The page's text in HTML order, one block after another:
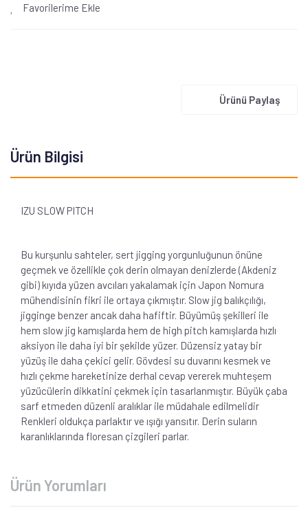
Favorilerime Ekle
Ürünü Paylaş
Ürün Bilgisi
IZU SLOW PITCH
Bu kurşunlu sahteler, sert jigging yorgunluğunun önüne
geçmek ve özellikle çok derin olmayan denizlerde (Akdeniz
gibi) kıyıda yüzen avcıları yakalamak için Japon Nomura
mühendisinin fikri ile ortaya çıkmıştır. Slow jig balıkçılığı,
jigginge benzer ancak daha hafiftir. Büyümüş şekilleri ile
hem slow jig kamışlarda hem de high pitch kamışlarda hızlı
aksiyon ile daha iyi bir şekilde yüzer. Düzensiz yatay bir
yüzüş ile daha çekici gelir. Gövdesi su duvarını kesmek ve
hızlı çekme hareketinize derhal cevap vererek muhteşem
yüzücülerin dikkatini çekmek için tasarlanmıştır. Büyük çaba
sarf etmeden düzenli aralıklar ile müdahale edilmelidir
Renkleri oldukça parlaktır ve ışığı yansıtır. Derin suların
karanlıklarında floresan çizgileri parlar.
Ürün Yorumları